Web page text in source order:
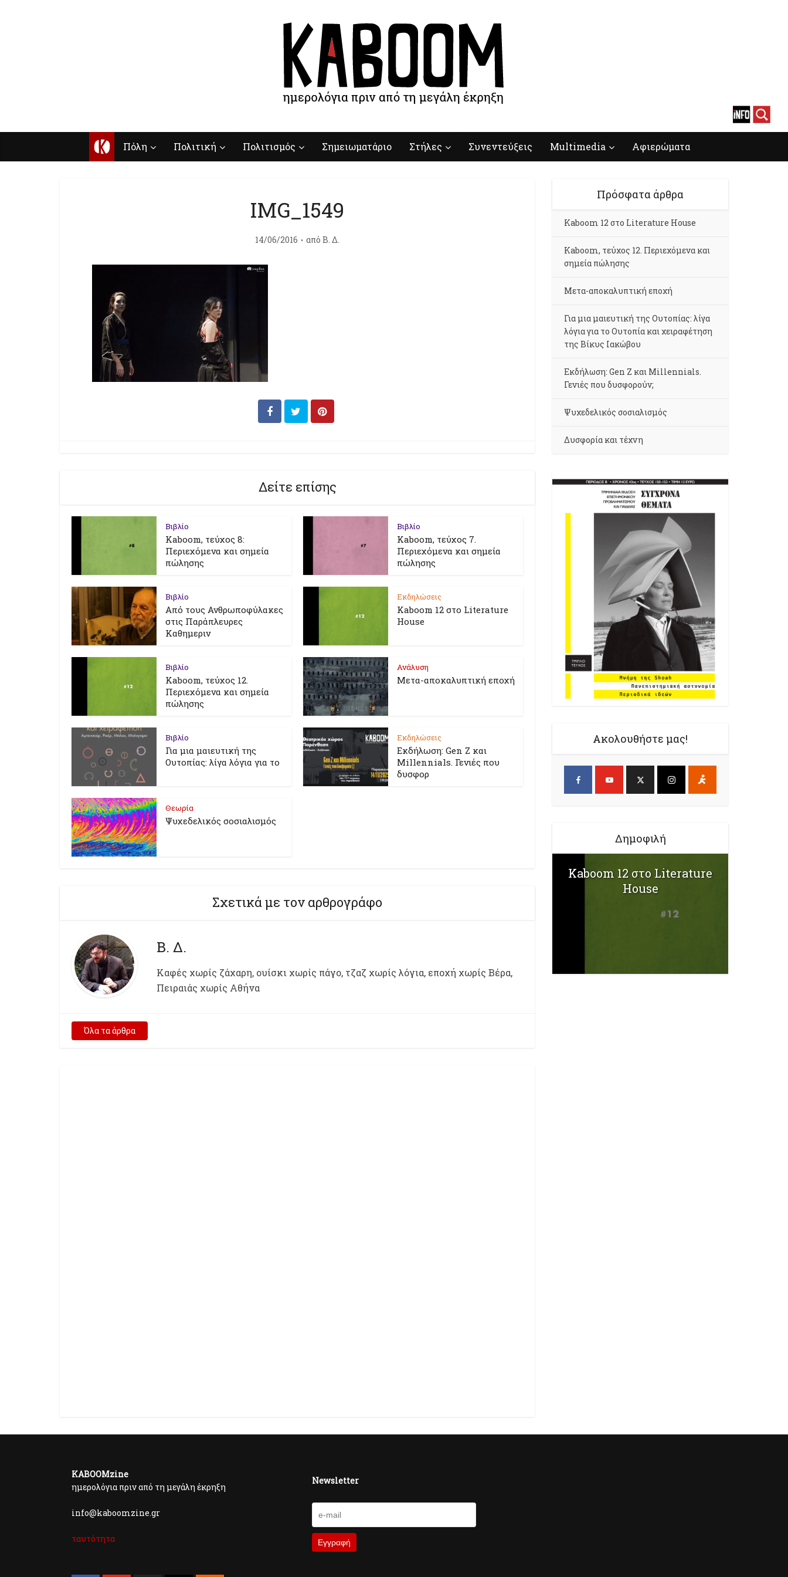
Κ Πόλη Πολιτική Πολιτισμός Σημειωματάριο Στήλες Συνεντεύξεις Multimedia Αφιερώματα
IMG_1549
14/06/2016 από Β. Δ.
Δείτε επίσης
Βιβλίο
Kaboom, τεύχος 8:
Περιεχόμενα και σημεία
πώλησης
Βιβλίο
Kaboom, τεύχος 7.
Περιεχόμενα και σημεία
πώλησης
Βιβλίο
Από τους Ανθρωποφύλακες
στις Παράπλευρες
Καθημεριν
Εκδηλώσεις
Kaboom 12 στο Literature
House
Βιβλίο
Kaboom, τεύχος 12.
Περιεχόμενα και σημεία
πώλησης
Ανάλυση
Μετα-αποκαλυπτική εποχή
Βιβλίο
Για μια μαιευτική της
Ουτοπίας: λίγα λόγια για το
Εκδηλώσεις
Εκδήλωση: Gen Z και
Millennials. Γενιές που
δυσφορ
Θεωρία
Ψυχεδελικός σοσιαλισμός
Σχετικά με τον αρθρογράφο
Β. Δ.
Kαφές χωρίς ζάχαρη, ουίσκι χωρίς πάγο, τζαζ χωρίς λόγια, εποχή χωρίς Βέρα,
Πειραιάς χωρίς Αθήνα
Όλα τα άρθρα
Πρόσφατα άρθρα
Kaboom 12 στο Literature House
Kaboom, τεύχος 12. Περιεχόμενα και
σημεία πώλησης
Μετα-αποκαλυπτική εποχή
Για μια μαιευτική της Ουτοπίας: λίγα
λόγια για το Ουτοπία και χειραφέτηση
της Βίκυς Ιακώβου
Εκδήλωση: Gen Z και Millennials.
Γενιές που δυσφορούν;
Ψυχεδελικός σοσιαλισμός
Δυσφορία και τέχνη
Ακολουθήστε μας!
Δημοφιλή
Kaboom 12 στο Literature
House
KABOOMzine
ημερολόγια πριν από τη μεγάλη έκρηξη
info@kaboomzine.gr
ταυτότητα
Newsletter